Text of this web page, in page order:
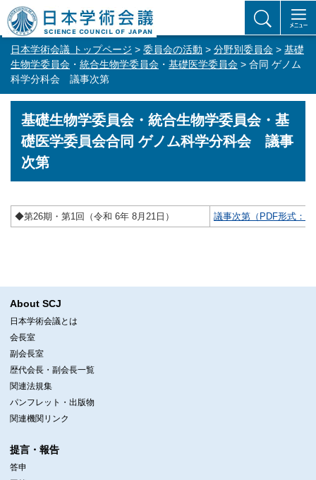
日本学術会議 トップページ > 委員会の活動 > 分野別委員会 > 基礎
生物学委員会 ・ 統合生物学委員会 ・ 基礎医学委員会 > 合同 ゲノム
科学分科会 議事次第
基礎生物学委員会・統合生物学委員会・基
礎医学委員会合同 ゲノム科学分科会 議事
次第
◆第26期・第1回（令和 6年 8月21日） 議事次第（PDF形式：
About SCJ
日本学術会議とは
会長室
副会長室
歴代会長・副会長一覧
関連法規集
パンフレット・出版物
関連機関リンク
提言・報告
答申